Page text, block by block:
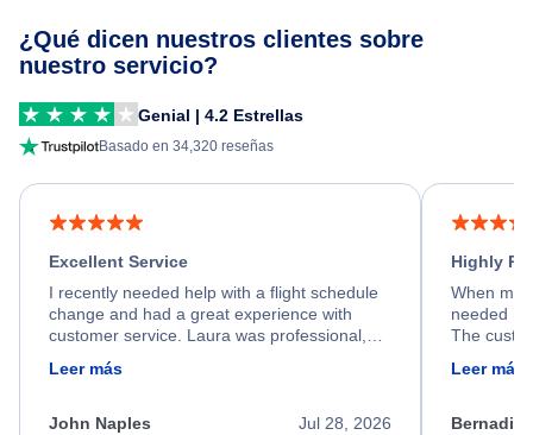
¿Qué dicen nuestros clientes sobre
nuestro servicio?
Genial | 4.2 Estrellas
Basado en 34,320 reseñas
Excellent Service
I recently needed help with a flight schedule
change and had a great experience with
customer service. Laura was professional,
friendly, and very helpful throughout the
process. She quickly found a solution and
appreciate her excellent service.
Leer más
Jul 28, 2026
John Naples
Highly
When my
needed
The
calm,
Leer más